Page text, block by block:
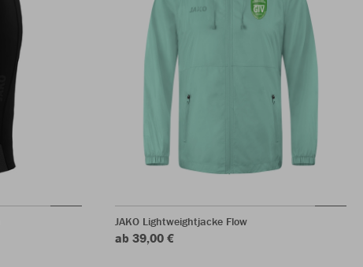
JAKO Lightweightjacke Flow
ab 39,00 €